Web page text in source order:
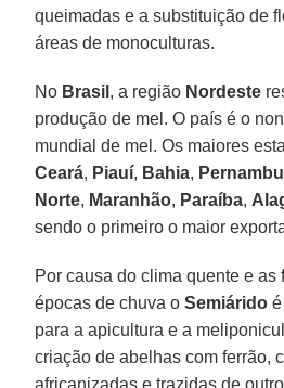
queimadas e a substituição de
áreas de monoculturas.
No Brasil , a região Nordeste
produção de mel. O país é o
mundial de mel. Os maiores
Ceará, Piauí, Bahia,
Norte, Maranhão, Paraíba,
sendo o primeiro o maior
Por causa do clima quente e as
épocas de chuva oSemiárido
para a apicultura e a
criação de abelhas com ferrão,
africanizadas e trazidas de